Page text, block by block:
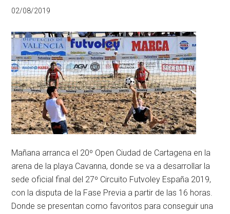
02/08/2019
Mañana arranca el 20º Open Ciudad de Cartagena en la
arena de la playa Cavanna, donde se va a desarrollar la
sede oficial final del 27º Circuito Futvoley España 2019,
con la disputa de la Fase Previa a partir de las 16 horas.
Donde se presentan como favoritos para conseguir una